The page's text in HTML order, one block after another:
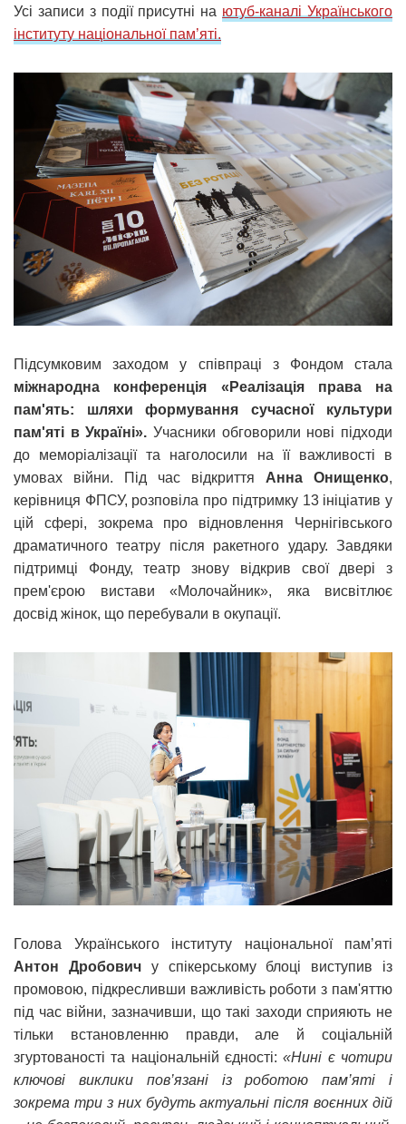
Усі записи з події присутні на ютуб-каналі Українського
інституту національної пам’яті.
Підсумковим заходом у співпраці з Фондом стала
міжнародна конференція «Реалізація права на
пам'ять: шляхи формування сучасної культури
пам'яті в Україні». Учасники обговорили нові підходи
до меморіалізації та наголосили на її важливості в
умовах війни. Під час відкриття Анна Онищенко,
керівниця ФПСУ, розповіла про підтримку 13 ініціатив у
цій сфері, зокрема про відновлення Чернігівського
драматичного театру після ракетного удару. Завдяки
підтримці Фонду, театр знову відкрив свої двері з
прем'єрою вистави «Молочайник», яка висвітлює
досвід жінок, що перебували в окупації.
Голова Українського інституту національної пам’яті
Антон Дробовичу спікерському блоці виступив із
промовою, підкресливши важливість роботи з пам'яттю
під час війни, зазначивши, що такі заходи сприяють не
тільки встановленню правди, але й соціальній
згуртованості та національній єдності:«Нині є чотири
ключові виклики пов’язані із роботою пам’яті і
зокрема три з них будуть актуальні після воєнних дій